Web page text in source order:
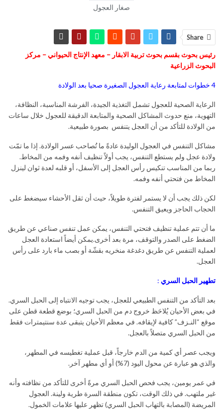
صغار العجول
Share
رئيس بحوث بقسم بحوث تربية الابقار – معهد الإنتاج الحيواني – مركز
البحوث الزراعية
4 خطوات لمتابعة رعاية العجول الصغيرة صحيا بعد الولادة
الرعاية الصحية للعجول تشمل التغذية الجيدة، الفرشة المناسبة، النظافة،
التهوية، منع حدوث المشاكل الصحية والمتابعة الدقيقة للعجول خلال ساعات
من الولادة للتأكد من أن العجل يتنفس بصورة طبيعية.
مشاكل التنفس في العجول الوليدة عادةً ما تُصاحب عسر الولادة. إذا ما تمّت
ولادة عجل ولم يستطع التنفس، يجب أولاً تنظيف أنفه وفمه من المخاط.
ربما من المناسب تنكيس رأس العجل إلى الأسفل، أو قلبه لعدة ثوان لينزل
المخاط من فتحتي أنفه وفمه.
لكن ذلك يجب أن لا يستمر لفترة طويلاً، حيث أن ثقل الأحشاء سيضغط على
الحجاب الحاجز ويعيق التنفس.
ما أن تتم عملية تنظيف فتحتي التنفس، يمكن عمل تنفس صناعي عن طريق
الضغط على الصدر والتوقف، مرة بعد أخرى.يمكن أيضاً استعادة العجل
لعملية التنفس عن طريق دغدغة منخريه بقشّة أو بصب ماء بارد على رأس
العجل.
تطهير الحبل السري :
بعد التأكد من التنفس الطبيعي للعجل، يجب توجيه الانتباه إلى الحبل السري.
في بعض الأحيان يُلاحَظ خروج دم من الحبل السري؛ بوضع قطعة قطن على
موقع “النـزف” كافية لإيقافه. في معظم الأحيان يتبقى عدة سنتيمترات فقط
من الحبل السري متصلاً بالعجل.
ويجب عصر أي كمية من الدم خارجاً، قبل عملية تغطيسه في المطهر،
والذي هو عبارة عن محول اليود (7%) أو أي مطهر آخر.
في عمر يومين، يجب فحص الحبل السري مرةً أخرى للتأكد من نظافته وأنه
غير ملتهب. في ذلك الوقت، تكون منطقة السرة طرية ولينة. العجول
المريضة (المصابة بالتهاب الحبل السري) تظهر عليها علامات الخمول.